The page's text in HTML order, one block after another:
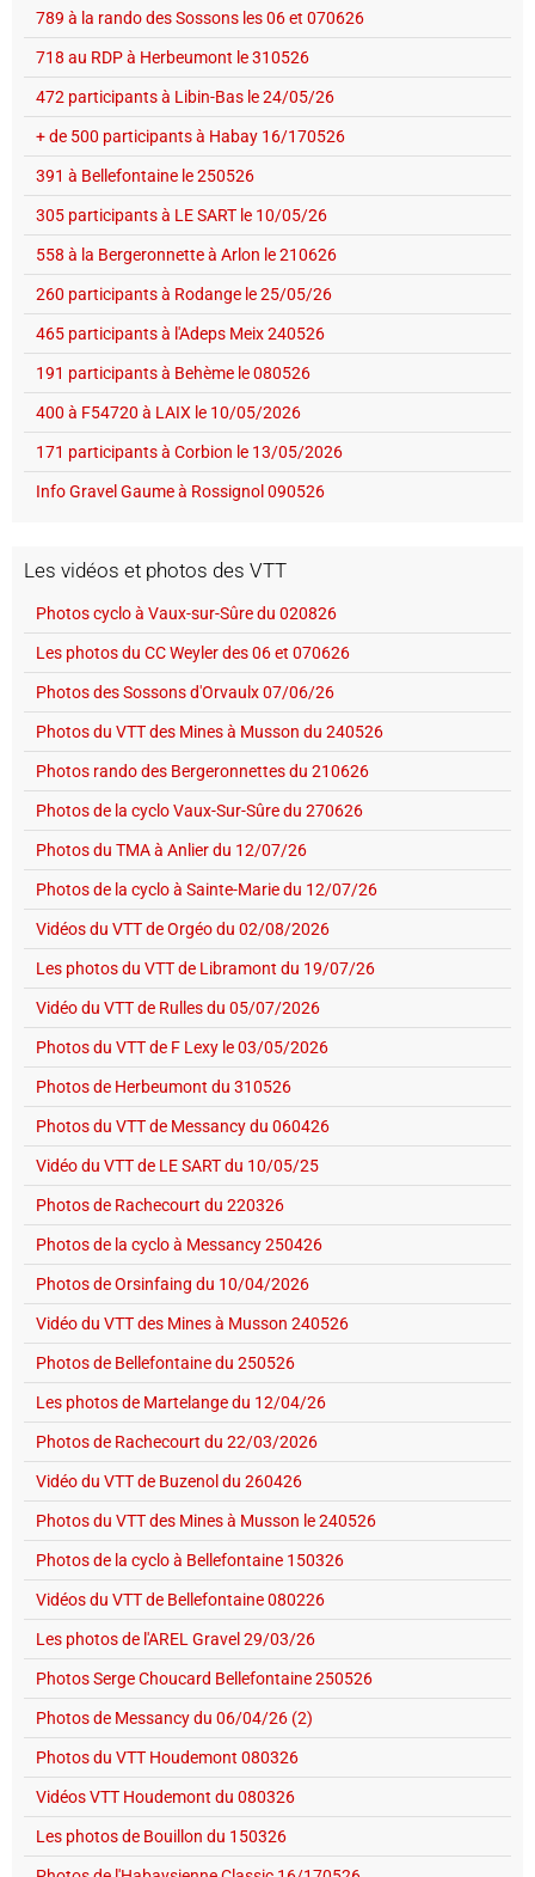
789 à la rando des Sossons les 06 et 070626
718 au RDP à Herbeumont le 310526
472 participants à Libin-Bas le 24/05/26
+ de 500 participants à Habay 16/170526
391 à Bellefontaine le 250526
305 participants à LE SART le 10/05/26
558 à la Bergeronnette à Arlon le 210626
260 participants à Rodange le 25/05/26
465 participants à l'Adeps Meix 240526
191 participants à Behème le 080526
400 à F54720 à LAIX le 10/05/2026
171 participants à Corbion le 13/05/2026
Info Gravel Gaume à Rossignol 090526
Les vidéos et photos des VTT
Photos cyclo à Vaux-sur-Sûre du 020826
Les photos du CC Weyler des 06 et 070626
Photos des Sossons d'Orvaulx 07/06/26
Photos du VTT des Mines à Musson du 240526
Photos rando des Bergeronnettes du 210626
Photos de la cyclo Vaux-Sur-Sûre du 270626
Photos du TMA à Anlier du 12/07/26
Photos de la cyclo à Sainte-Marie du 12/07/26
Vidéos du VTT de Orgéo du 02/08/2026
Les photos du VTT de Libramont du 19/07/26
Vidéo du VTT de Rulles du 05/07/2026
Photos du VTT de F Lexy le 03/05/2026
Photos de Herbeumont du 310526
Photos du VTT de Messancy du 060426
Vidéo du VTT de LE SART du 10/05/25
Photos de Rachecourt du 220326
Photos de la cyclo à Messancy 250426
Photos de Orsinfaing du 10/04/2026
Vidéo du VTT des Mines à Musson 240526
Photos de Bellefontaine du 250526
Les photos de Martelange du 12/04/26
Photos de Rachecourt du 22/03/2026
Vidéo du VTT de Buzenol du 260426
Photos du VTT des Mines à Musson le 240526
Photos de la cyclo à Bellefontaine 150326
Vidéos du VTT de Bellefontaine 080226
Les photos de l'AREL Gravel 29/03/26
Photos Serge Choucard Bellefontaine 250526
Photos de Messancy du 06/04/26 (2)
Photos du VTT Houdemont 080326
Vidéos VTT Houdemont du 080326
Les photos de Bouillon du 150326